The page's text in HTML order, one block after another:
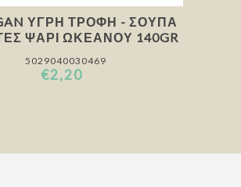
ΥΓΡΉ ΤΡΟΦΉ - ΣΟΎΠΑ
ΨΆΡΙ ΩΚΕΑΝΟΎ 140GR
5029040030469
€2,20